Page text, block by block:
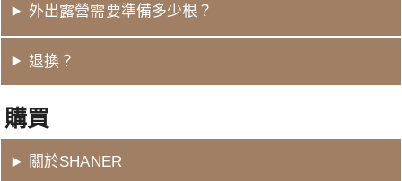
外出露營需要準備多少根？
退換？
購買
關於SHANER